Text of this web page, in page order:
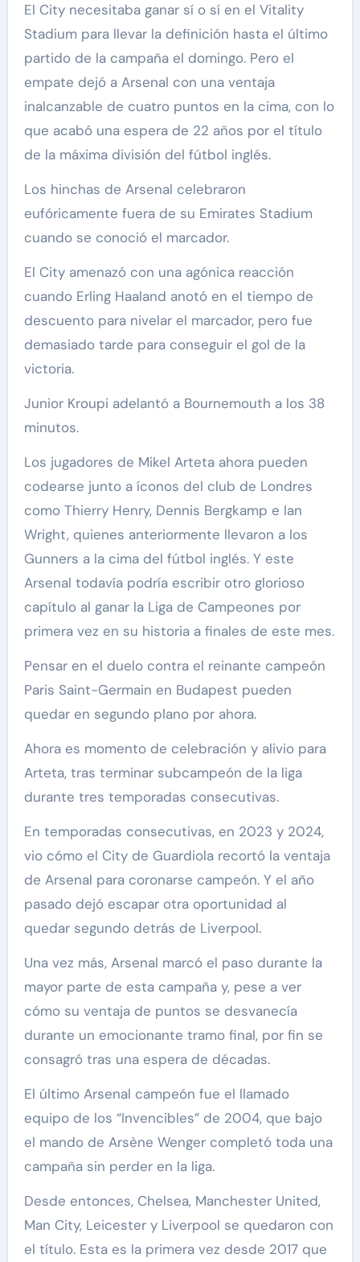
El City necesitaba ganar sí o sí en el Vitality
Stadium para llevar la definición hasta el último
partido de la campaña el domingo. Pero el
empate dejó a Arsenal con una ventaja
inalcanzable de cuatro puntos en la cima, con lo
que acabó una espera de 22 años por el título
de la máxima división del fútbol inglés.
Los hinchas de Arsenal celebraron
eufóricamente fuera de su Emirates Stadium
cuando se conoció el marcador.
El City amenazó con una agónica reacción
cuando Erling Haaland anotó en el tiempo de
descuento para nivelar el marcador, pero fue
demasiado tarde para conseguir el gol de la
victoria.
Junior Kroupi adelantó a Bournemouth a los 38
minutos.
Los jugadores de Mikel Arteta ahora pueden
codearse junto a íconos del club de Londres
como Thierry Henry, Dennis Bergkamp e Ian
Wright, quienes anteriormente llevaron a los
Gunners a la cima del fútbol inglés. Y este
Arsenal todavía podría escribir otro glorioso
capítulo al ganar la Liga de Campeones por
primera vez en su historia a finales de este mes.
Pensar en el duelo contra el reinante campeón
Paris Saint-Germain en Budapest pueden
quedar en segundo plano por ahora.
Ahora es momento de celebración y alivio para
Arteta, tras terminar subcampeón de la liga
durante tres temporadas consecutivas.
En temporadas consecutivas, en 2023 y 2024,
vio cómo el City de Guardiola recortó la ventaja
de Arsenal para coronarse campeón. Y el año
pasado dejó escapar otra oportunidad al
quedar segundo detrás de Liverpool.
Una vez más, Arsenal marcó el paso durante la
mayor parte de esta campaña y, pese a ver
cómo su ventaja de puntos se desvanecía
durante un emocionante tramo final, por fin se
consagró tras una espera de décadas.
El último Arsenal campeón fue el llamado
equipo de los “Invencibles” de 2004, que bajo
el mando de Arsène Wenger completó toda una
campaña sin perder en la liga.
Desde entonces, Chelsea, Manchester United,
Man City, Leicester y Liverpool se quedaron con
el título. Esta es la primera vez desde 2017 que